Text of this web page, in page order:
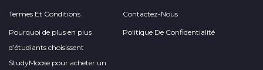
Termes Et Conditions Contactez-Nous
Pourquoi de plus en plus
d’étudiants choisissent
StudyMoose pour acheter un
Politique De Confidentialité